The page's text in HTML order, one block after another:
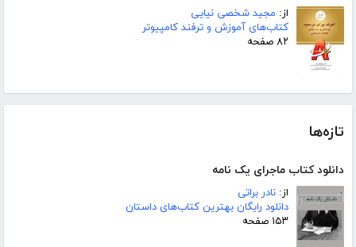
از: مجید شخصی نیایی
کتاب‌های آموزش و ترفند کامپیوتر
۸۲ صفحه
تازه‌ها
دانلود کتاب ماجرای یک نامه
از: نادر براتی
دانلود رایگان بهترین کتاب‌های داستان
۱۵۳ صفحه